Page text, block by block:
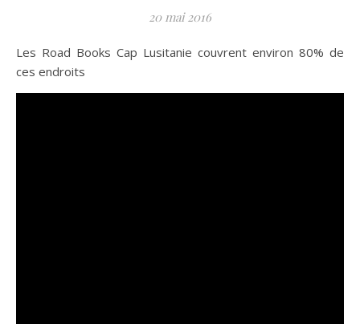
20 mai 2016
Les Road Books Cap Lusitanie couvrent environ 80% de
ces endroits